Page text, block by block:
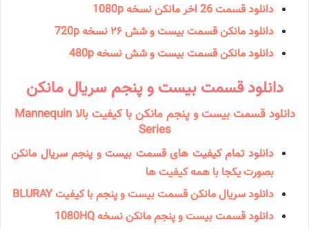
دانلود قسمت 26 اخر مانكن نسخه 1080p
دانلود مانكن قسمت بیست و شش ۲۶ نسخه 720p
دانلود مانكن قسمت بیست و شش نسخه 480p
دانلود قسمت بیست و پنجم سریال مانكن
دانلود قسمت بیست و پنجم مانکن با کیفیت بالا Mannequin
Series
دانلود تمام کیفیت های قسمت بیست و پنجم سریال مانکن
بصورت یکجا با همه کیفیت ها
دانلود سریال مانكن قسمت بیست و پنجم با کیفیت BLURAY
دانلود قسمت بیست و پنجم مانکن نسخه 1080HQ